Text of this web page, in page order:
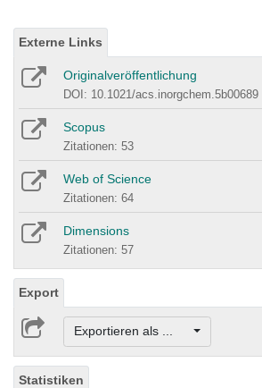
Externe Links
Originalveröffentlichung
DOI: 10.1021/acs.inorgchem.5b00689
Scopus
Zitationen: 53
Web of Science
Zitationen: 64
Dimensions
Zitationen: 57
Export
Exportieren als ...
Statistiken